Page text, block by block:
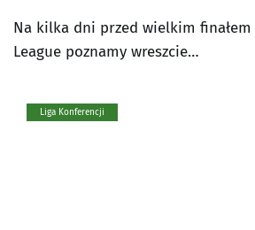
Na kilka dni przed wielkim
League poznamy wreszcie…
Liga Konferencji